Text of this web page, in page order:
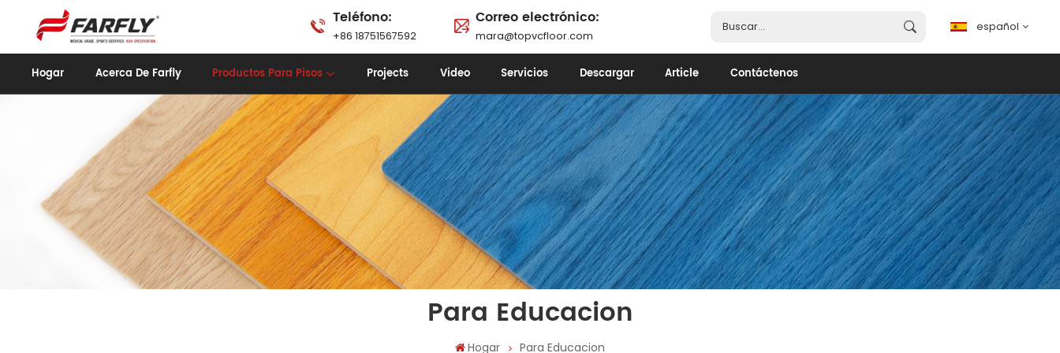
Teléfono:
+86 18751567592
Correo electrónico:
mara@topvcfloor.com
español
español
English
français
português
العربية
Hogar Acerca De Farfly Productos Para Pisos Projects Video Servicios Descargar Article Contáctenos
Para Educacion
Hogar Para Educacion